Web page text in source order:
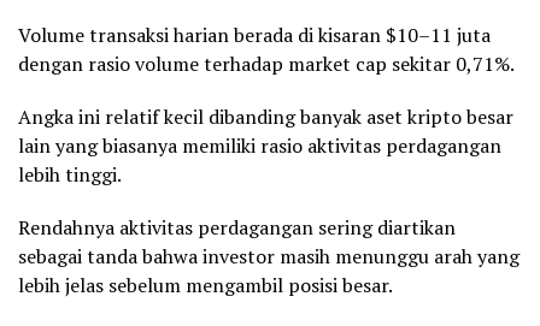
Volume transaksi harian berada di kisaran $10–11 juta
dengan rasio volume terhadap market cap sekitar 0,71%.
Angka ini relatif kecil dibanding banyak aset kripto besar
lain yang biasanya memiliki rasio aktivitas perdagangan
lebih tinggi.
Rendahnya aktivitas perdagangan sering diartikan
sebagai tanda bahwa investor masih menunggu arah yang
lebih jelas sebelum mengambil posisi besar.